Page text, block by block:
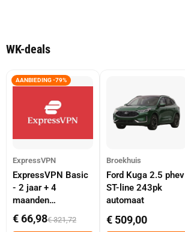
WK-deals
AANBIEDING -79%
ExpressVPN
ExpressVPN Basic
- 2 jaar + 4
maanden
abonnement
€ 66,98€ 321,72
Broekhuis
Ford Kuga 2.5 phev
ST-line 243pk
automaat
€ 509,00